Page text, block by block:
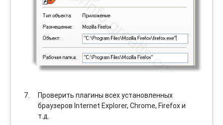
Проверить плагины всех установленных
браузеров Internet Explorer, Chrome, Firefox и
т.д.